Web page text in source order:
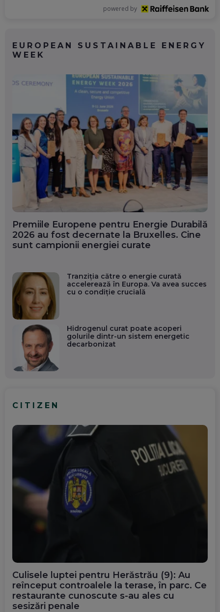
powered by
EUROPEAN SUSTAINABLE ENERGY
WEEK
Premiile Europene pentru Energie Durabilă
2026 au fost decernate la Bruxelles. Cine
sunt campionii energiei curate
Tranziția către o energie curată
accelerează în Europa. Va avea succes
cu o condiție crucială
Hidrogenul curat poate acoperi
golurile dintr-un sistem energetic
decarbonizat
CITIZEN
Culisele luptei pentru Herăstrău (9): Au
reînceput controalele la terase, în parc. Ce
restaurante cunoscute s-au ales cu
sesizări penale